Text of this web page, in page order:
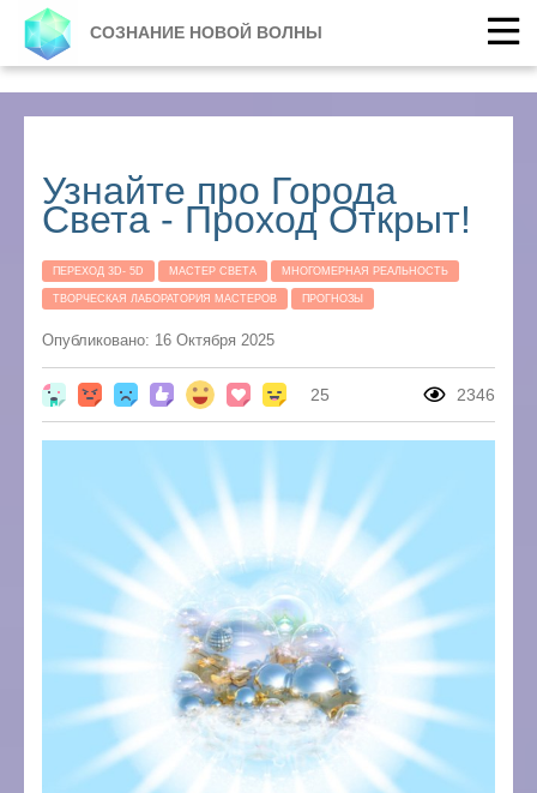
СОЗНАНИЕ НОВОЙ ВОЛНЫ
Узнайте про Города
Света - Проход Открыт!
ПЕРЕХОД 3D- 5D МАСТЕР СВЕТА МНОГОМЕРНАЯ РЕАЛЬНОСТЬ
ТВОРЧЕСКАЯ ЛАБОРАТОРИЯ МАСТЕРОВ ПРОГНОЗЫ
Опубликовано: 16 Октября 2025
25 2346